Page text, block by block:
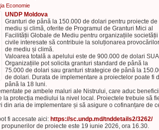
Economie
UNDP Moldova
Granturi de până la 150.000 de dolari pentru proiecte de
mediu și climă, oferite de Programul de Granturi Mici al
Facilității Globale de Mediu pentru organizațiile societății
civile interesate să contribuie la soluționarea provocărilor
de mediu și climă.
Valoarea totală a apelului este de 900.000 de dolari
Organizațiile pot solicita granturi standard de până la
75.000 de dolari sau granturi strategice de până la
de dolari. Durata de implementare a proiectelor poate fi
până la 18 luni.
pe ambele maluri ale Nistrului, care aduc beneficii
la protecția mediului la nivel local. Proiectele trebuie să
din aria de implementare și să asigure o cofinanțare de
fi accesate aici: https://sc.undp.md/tnddetails2/3262/
de proiecte este 19 iunie 2026, ora 16.30.